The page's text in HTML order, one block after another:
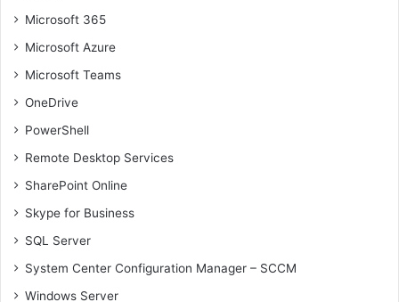
Microsoft 365
Microsoft Azure
Microsoft Teams
OneDrive
PowerShell
Remote Desktop Services
SharePoint Online
Skype for Business
SQL Server
System Center Configuration Manager – SCCM
Windows Server